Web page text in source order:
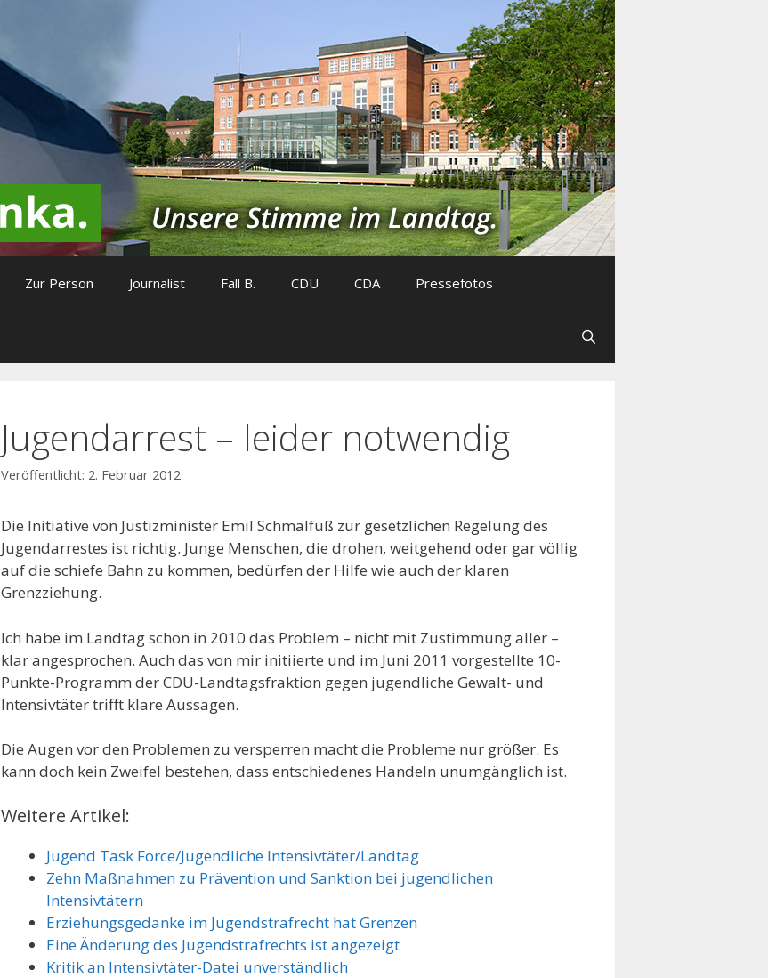
Zur Person Journalist Fall B. CDU CDA Pressefotos
Jugendarrest – leider notwendig
2. Februar 2012
Die Initiative von Justizminister Emil Schmalfuß zur gesetzlichen Regelung des
Jugendarrestes ist richtig. Junge Menschen, die drohen, weitgehend oder gar völlig
auf die schiefe Bahn zu kommen, bedürfen der Hilfe wie auch der klaren
Grenzziehung.
Ich habe im Landtag schon in 2010 das Problem – nicht mit Zustimmung aller –
klar angesprochen. Auch das von mir initiierte und im Juni 2011 vorgestellte 10-
Punkte-Programm der CDU-Landtagsfraktion gegen jugendliche Gewalt- und
Intensivtäter trifft klare Aussagen.
Die Augen vor den Problemen zu versperren macht die Probleme nur größer. Es
kann doch kein Zweifel bestehen, dass entschiedenes Handeln unumgänglich ist.
Weitere Artikel:
Jugend Task Force/Jugendliche Intensivtäter/Landtag
Zehn Maßnahmen zu Prävention und Sanktion bei jugendlichen
Intensivtätern
Erziehungsgedanke im Jugendstrafrecht hat Grenzen
Eine Änderung des Jugendstrafrechts ist angezeigt
Kritik an Intensivtäter-Datei unverständlich